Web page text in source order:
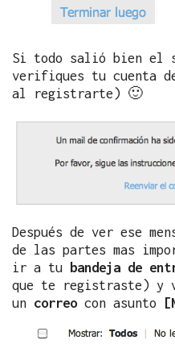
Si todo salió bien el
verifiques tu cuenta
al registrarte) 🙂
Después de ver ese
de las partes mas
ir a tu bandeja de
que te registraste) y
un correo con asunto